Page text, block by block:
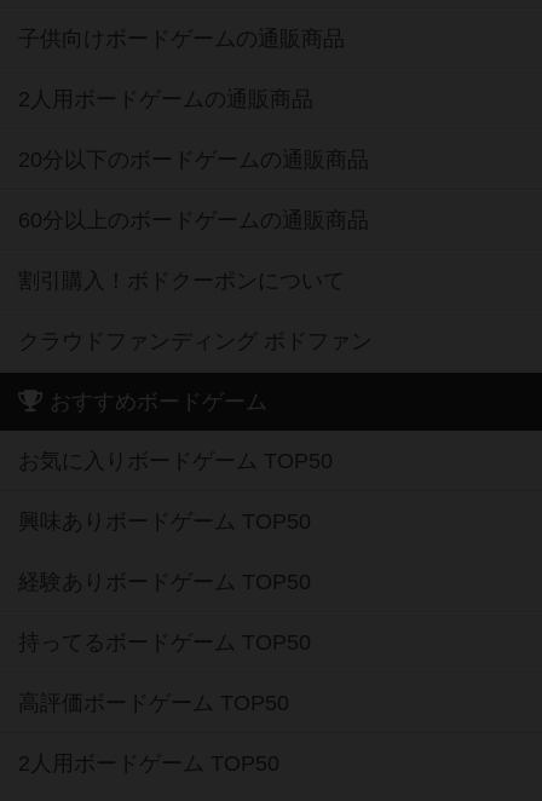
子供向けボードゲームの通販商品
2人用ボードゲームの通販商品
20分以下のボードゲームの通販商品
60分以上のボードゲームの通販商品
割引購入！ボドクーポンについて
クラウドファンディング ボドファン
おすすめボードゲーム
お気に入りボードゲーム TOP50
興味ありボードゲーム TOP50
経験ありボードゲーム TOP50
持ってるボードゲーム TOP50
高評価ボードゲーム TOP50
2人用ボードゲーム TOP50